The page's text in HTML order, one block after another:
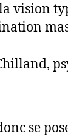
la vision
se